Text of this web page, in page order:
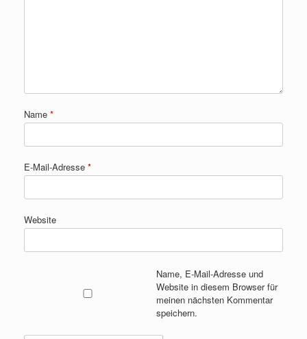
Name *
E-Mail-Adresse *
Website
Name, E-Mail-Adresse und
Website in diesem Browser für
meinen nächsten Kommentar
speichern.